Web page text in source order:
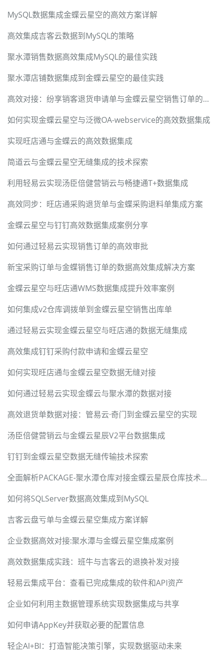
MySQL数据集成金蝶云星空的高效方案详解
高效集成吉客云数据到MySQL的策略
聚水潭销售数据高效集成MySQL的最佳实践
聚水潭店铺数据集成到金蝶云星空的最佳实践
高效对接：纷享销客退货申请单与金蝶云星空销售订单的集成方案
如何实现金蝶云星空与泛微OA-webservice的高效数据集成
实现旺店通与金蝶云的高效数据集成
简道云与金蝶云星空无缝集成的技术探索
利用轻易云实现汤臣倍健营销云与畅捷通T+数据集成
高效同步：旺店通采购退货单与金蝶采购退料单集成方案
金蝶云星空与钉钉高效数据集成案例分享
如何通过轻易云实现销售订单的高效审批
新宝采购订单与金蝶销售订单的数据高效集成解决方案
金蝶云星空与旺店通WMS数据集成提升效率案例
如何集成v2仓库调拨单到金蝶云星空销售出库单
通过轻易云实现金蝶云星空与旺店通的数据无缝集成
高效集成钉钉采购付款申请和金蝶云星空
如何实现旺店通与金蝶云星空数据无缝对接
如何通过轻易云实现金蝶云与聚水潭的数据对接
高效退货单数据对接：管易云·奇门到金蝶云星空的实现
汤臣倍健营销云与金蝶云星辰V2平台数据集成
钉钉到金蝶云星空数据无缝传输技术探索
全面解析PACKAGE-聚水潭仓库对接金蝶云星辰仓库技术案例
如何将SQLServer数据高效集成到MySQL
吉客云盘亏单与金蝶云星空集成方案详解
企业数据高效对接:聚水潭与金蝶云星空集成案例
高效数据集成实践：班牛与吉客云的退换补发对接
轻易云集成平台：查看已完成集成的软件和API资产
企业如何利用主数据管理系统实现数据集成与共享
如何申请AppKey并获取必要的配置信息
轻企AI+BI：打造智能决策引擎，实现数据驱动未来